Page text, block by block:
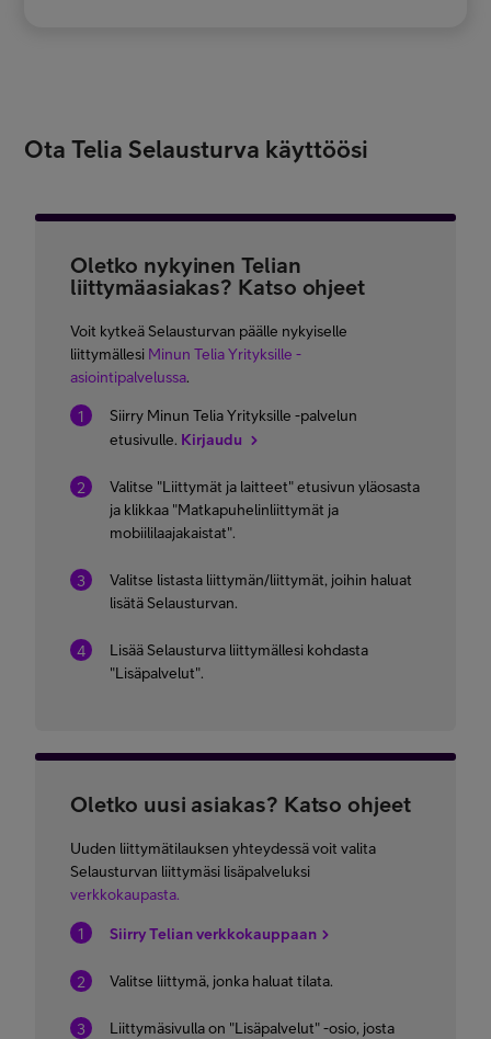
Ota Telia Selausturva käyttöösi
Oletko nykyinen Telian
liittymäasiakas? Katso ohjeet
Voit kytkeä Selausturvan päälle nykyiselle
liittymällesi Minun Telia Yrityksille -
asiointipalvelussa.
Siirry Minun Telia Yrityksille -palvelun
etusivulle. Kirjaudu
Valitse "Liittymät ja laitteet" etusivun yläosasta
ja klikkaa "Matkapuhelinliittymät ja
mobiililaajakaistat".
Valitse listasta liittymän/liittymät, joihin haluat
lisätä Selausturvan.
Lisää Selausturva liittymällesi kohdasta
"Lisäpalvelut".
Oletko uusi asiakas? Katso ohjeet
Uuden liittymätilauksen yhteydessä voit valita
Selausturvan liittymäsi lisäpalveluksi
verkkokaupasta.
Siirry Telian verkkokauppaan
Valitse liittymä, jonka haluat tilata.
Liittymäsivulla on "Lisäpalvelut" -osio, josta